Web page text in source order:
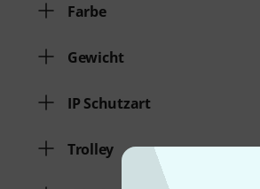
Farbe
Gewicht
IP Schutzart
Trolley